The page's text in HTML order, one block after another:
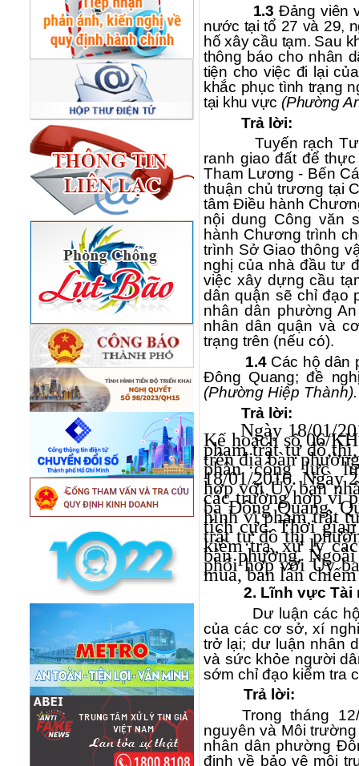
1.3Đảng viên
nước tại tổ 27 và 29,
hố xây cầu tạm. Sau
thông báo cho nhân
tiện cho việc đi lại
khắc phục tình trạng
tại khu vực (Phường
Trả lời:
Tuyến rạch
ranh giao đất để
Tham Lương - Bến
thuận chủ trương tại
tâm Điều hành
nội dung Công văn
hành Chương trình
trình Sở Giao thông
nghị của nhà đầu tư
việc xây dựng cầu
dân quận sẽ chỉ đạo
nhân dân phường
nhân dân quận và
trạng trên (nếu có).
1.4 Các hộ dân
Đông Quang; đề
(Phường Hiệp Thành).
Trả lời:
Ngày 18/01/
Kế hoạch số 06/
phạm trật tự đô
trên địa bàn
phân công lực
18/01/2016. Ngày
hợp với Ủy ban
các trường hợp vi
ba Đông Quang.
hình vi phạm trật
tích cực. Thời
trật tự đô thị
kiểm tra, xử lý
bàn phường.
phối hợp với Ủy
mua, bán lấn
2. Lĩnh vực Tài
Dư luận các
của các cơ sở, xí
trở lại; dư luận nhân
và sức khỏe người
sớm chỉ đạo kiểm tra
Trả lời:
Trong tháng
nguyên và Môi
nhân dân phường
định về bảo vệ môi